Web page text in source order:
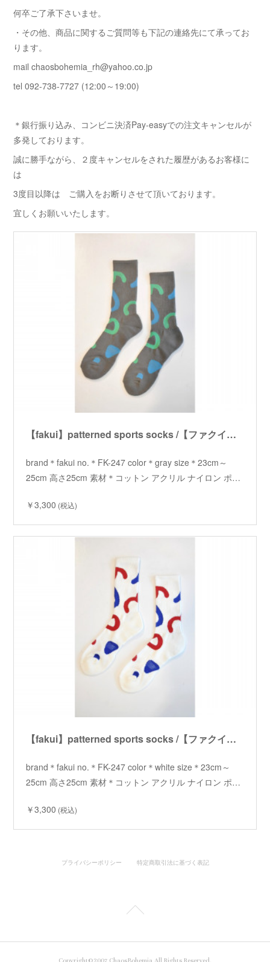
何卒ご了承下さいませ。
・その他、商品に関するご質問等も下記の連絡先にて承ってお
ります。
mail chaosbohemia_rh@yahoo.co.jp
tel 092-738-7727 (12:00～19:00)
＊銀行振り込み、コンビニ決済Pay-easyでの注文キャンセルが
多発しております。
誠に勝手ながら、２度キャンセルをされた履歴があるお客様に
は
3度目以降は ご購入をお断りさせて頂いております。
宜しくお願いいたします。
【fakui】patterned sports socks /【ファクイ】パターンスポーツソックス
brand＊fakui no.＊FK-247 color＊gray size＊23cm～
25cm 高さ25cm 素材＊コットン アクリル ナイロン ポ…
￥3,300 (税込)
【fakui】patterned sports socks /【ファクイ】パターンスポーツソックス
brand＊fakui no.＊FK-247 color＊white size＊23cm～
25cm 高さ25cm 素材＊コットン アクリル ナイロン ポ…
￥3,300 (税込)
プライバシーポリシー 特定商取引法に基づく表記